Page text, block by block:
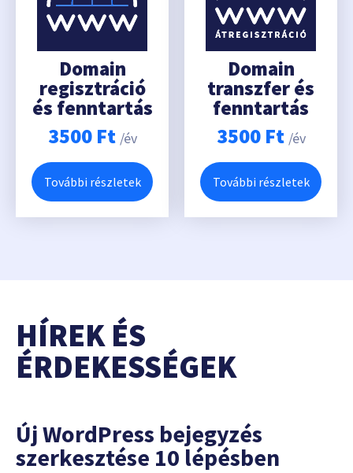
Domain
regisztráció
és fenntartás
3500 Ft /év
További részletek
Domain
transzfer és
fenntartás
3500 Ft /év
További részletek
HÍREK ÉS
ÉRDEKESSÉGEK
Új WordPress bejegyzés
szerkesztése 10 lépésben